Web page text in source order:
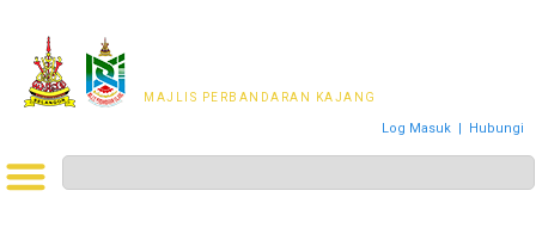
MAJLIS PERBANDARAN KAJANG
Log Masuk | Hubungi